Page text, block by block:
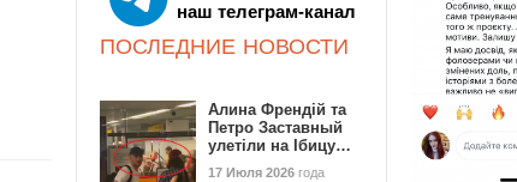
наш телеграм-канал
ПОСЛЕДНИЕ НОВОСТИ
Алина Френдій та
Петро Заставный
улетіли на Ібицу…
17 Июля 2026 года